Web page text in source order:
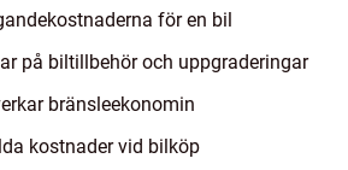
för en bil
på biltillbehör och uppgraderingar
bränsleekonomin
kostnader vid bilköp